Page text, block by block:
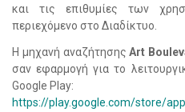
και τις επιθυμίες των
περιεχόμενο στο Διαδίκτυο.
Η μηχανή αναζήτησηςArt
σαν εφαρμογή για το
Google Play:
https://play.google.com/store/